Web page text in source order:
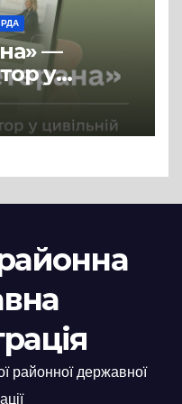
—
у
районної державної